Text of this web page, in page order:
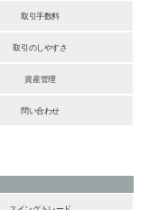
取引手数料
取引のしやすさ
資産管理
問い合わせ